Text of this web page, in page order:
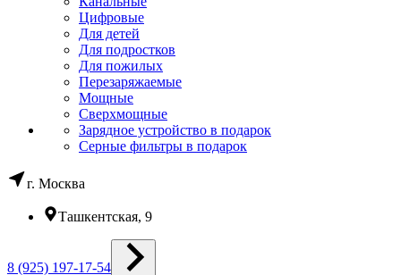
Цифровые
Для детей
Для подростков
Для пожилых
Перезаряжаемые
Мощные
Сверхмощные
Зарядное устройство в подарок
Серные фильтры в подарок
г. Москва
Ташкентская, 9
8 (925) 197-17-54